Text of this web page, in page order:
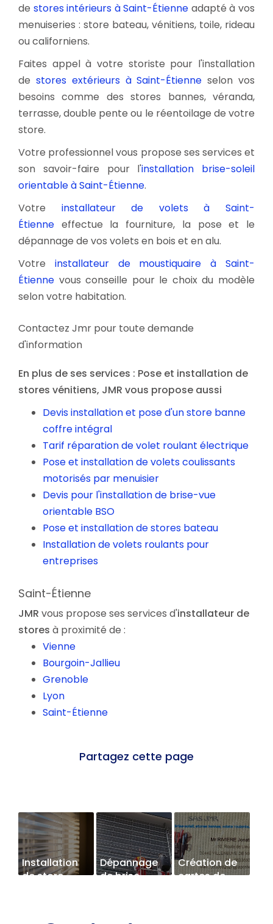
de stores intérieurs à Saint-Étienne adapté à vos
menuiseries : store bateau, vénitiens, toile, rideau
ou californiens.
Faites appel à votre storiste pour l'installation
de stores extérieurs à Saint-Étienne selon vos
besoins comme des stores bannes, véranda,
terrasse, double pente ou le réentoilage de votre
store.
Votre professionnel vous propose ses services et
son savoir-faire pour l'installation brise-soleil
orientable à Saint-Étienne.
Votre installateur de volets à Saint-
Étienne effectue la fourniture, la pose et le
dépannage de vos volets en bois et en alu.
Votre installateur de moustiquaire à Saint-
Étienne vous conseille pour le choix du modèle
selon votre habitation.
Contactez Jmr pour toute demande
d'information
En plus de ses services : Pose et installation de
stores vénitiens, JMR vous propose aussi
Devis installation et pose d'un store banne
coffre intégral
Tarif réparation de volet roulant électrique
Pose et installation de volets coulissants
motorisés par menuisier
Devis pour l'installation de brise-vue
orientable BSO
Pose et installation de stores bateau
Installation de volets roulants pour
entreprises
Saint-Étienne
JMR vous propose ses services d'installateur de
stores à proximité de :
Vienne
Bourgoin-Jallieu
Grenoble
Lyon
Saint-Étienne
Installation
de store
Dépannage
de brise-
Création de
cartes de